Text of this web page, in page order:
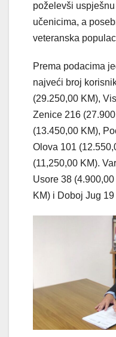
poželevši
učenicima, a
veteranska
Prema podacima
najveći broj
(29.250,00 KM),
Zenice 216
(13.450,00 KM),
Olova 101
(11,250,00 KM).
Usore 38
KM) i Doboj Jug